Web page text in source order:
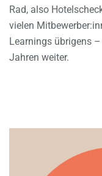
Rad, also
vielen
Learnings übrigens
Jahren weiter.